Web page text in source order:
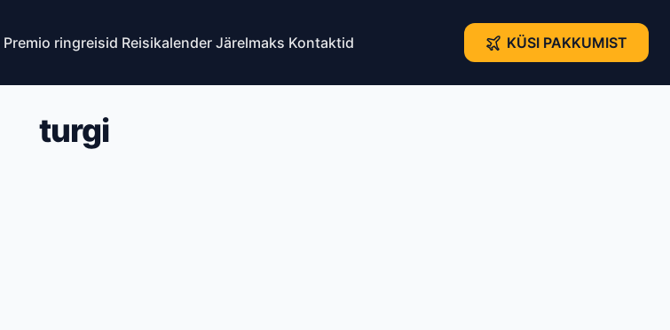
Premio ringreisid Reisikalender Järelmaks Kontaktid KÜSI PAKKUMIST
turgi